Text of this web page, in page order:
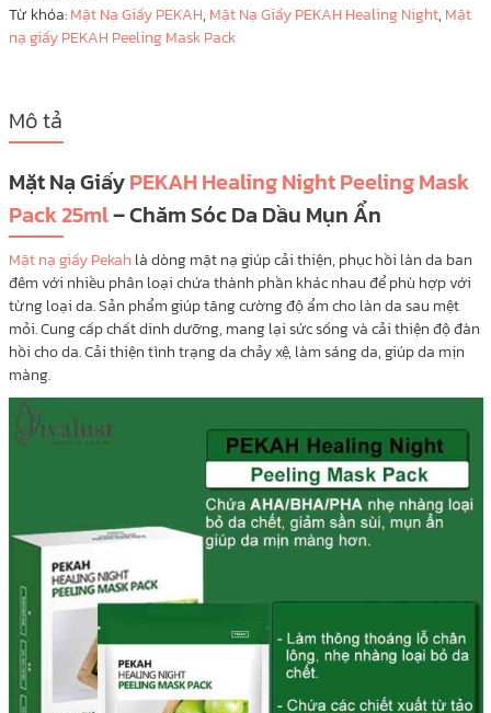
Từ khóa:Mặt Nạ Giấy PEKAH, Mặt Nạ Giấy PEKAH Healing Night, Mặt
nạ giấy PEKAH Peeling Mask Pack
Mô tả
Mặt Nạ GiấyPEKAH Healing Night Peeling Mask
Pack 25ml– Chăm Sóc Da Dầu Mụn Ẩn
Mặt nạ giấy Pekah là dòng mặt nạ giúp cải thiện, phục hồi làn da ban
đêm với nhiều phân loại chứa thành phần khác nhau để phù hợp với
từng loại da. Sản phẩm giúp tăng cường độ ẩm cho làn da sau mệt
mỏi. Cung cấp chất dinh dưỡng, mang lại sức sống và cải thiện độ đàn
hồi cho da. Cải thiện tình trạng da chảy xệ, làm sáng da, giúp da mịn
màng.